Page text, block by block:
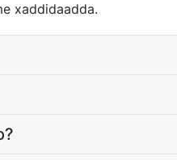
xaddidaadda.